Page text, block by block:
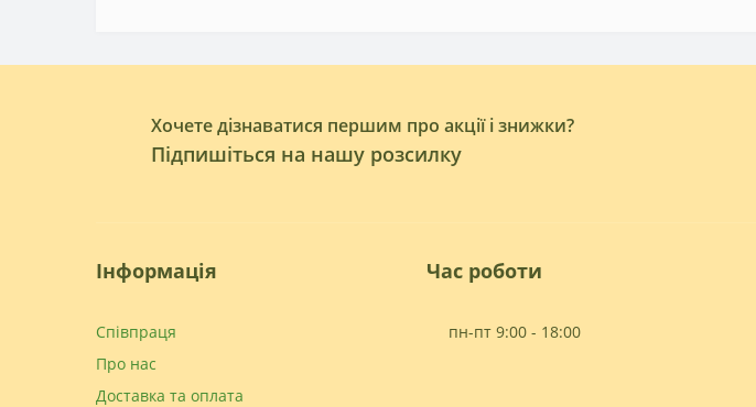
Хочете дізнаватися першим про акції і знижки?
Підпишіться на нашу розсилку
Інформація
Співпраця
Про нас
Доставка та оплата
Час роботи
пн-пт 9:00 - 18:00